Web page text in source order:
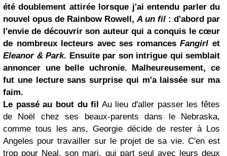
été doublement attirée lorsque j'ai entendu parler du
nouvel opus de Rainbow Rowell,A un fil : d'abord par
l'envie de découvrir son auteur qui a conquis le cœur
de nombreux lecteurs avec ses romancesFangirlet
Eleanor & Park. Ensuite par son intrigue qui semblait
annoncer une belle uchronie. Malheureusement, ce
fut une lecture sans surprise qui m'a laissée sur ma
faim.
Le passé au bout du fil Au lieu d'aller passer les fêtes
de Noël chez ses beaux-parents dans le Nebraska,
comme tous les ans, Georgie décide de rester à Los
Angeles pour travailler sur le projet de sa vie. C'en est
trop pour Neal, son mari, qui part seul avec leurs deux